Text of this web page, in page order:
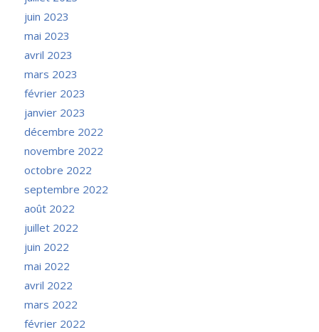
juin 2023
mai 2023
avril 2023
mars 2023
février 2023
janvier 2023
décembre 2022
novembre 2022
octobre 2022
septembre 2022
août 2022
juillet 2022
juin 2022
mai 2022
avril 2022
mars 2022
février 2022